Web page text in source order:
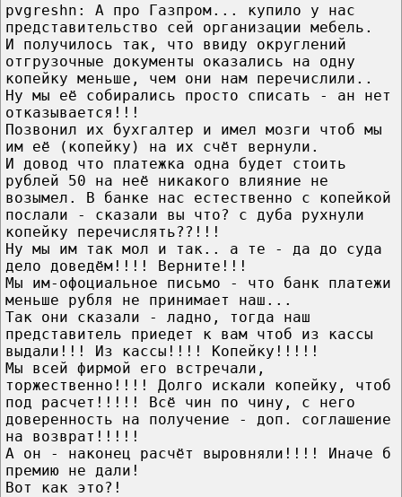
pvgreshn: А про Газпром... купило у нас
представительство сей организации мебель.
И получилось так, что ввиду округлений
отгрузочные документы оказались на одну
копейку меньше, чем они нам перечислили..
Ну мы её собирались просто списать - ан нет
отказывается!!!
Позвонил их бухгалтер и имел мозги чтоб мы
им её (копейку) на их счёт вернули.
И довод что платежка одна будет стоить
рублей 50 на неё никакого влияние не
возымел. В банке нас естественно с копейкой
послали - сказали вы что? с дуба рухнули
копейку перечислять??!!!
Ну мы им так мол и так.. а те - да до суда
дело доведём!!!! Верните!!!
Мы им-офоциальное письмо - что банк платежи
меньше рубля не принимает наш...
Так они сказали - ладно, тогда наш
представитель приедет к вам чтоб из кассы
выдали!!! Из кассы!!!! Копейку!!!!!
Мы всей фирмой его встречали,
торжественно!!!! Долго искали копейку, чтоб
под расчет!!!!! Всё чин по чину, с него
доверенность на получение - доп. соглашение
на возврат!!!!!
А он - наконец расчёт выровняли!!!! Иначе б
премию не дали!
Вот как это?!